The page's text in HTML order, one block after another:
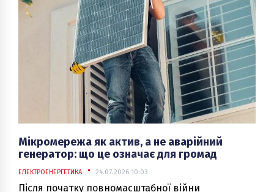
прогнозувати майбутні витрати є не менш
важливою, ніж безперебійна фізична наявність
кіловат у мережі.
Мікромережа як актив, а не аварійний
генератор: що це означає для громад
ЕЛЕКТРОЕНЕРГЕТИКА 24.07.2026 10:03
Після початку повномасштабної війни